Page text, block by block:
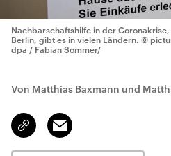
Nachbarschaftshilfe in der
Berlin, gibt es in vielen Ländern. ©
dpa / Fabian Sommer/
Von Matthias Baxmann und
Link
kopieren/teilen
Email